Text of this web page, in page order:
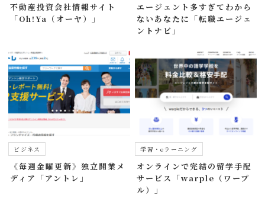
不動産投資会社情報サイト
「Oh!Ya（オーヤ）」
エージェント多すぎてわから
ないあなたに「転職エージェ
ントナビ」
ビジネス
《毎週金曜更新》独立開業メ
ディア「アントレ」
学習・eラーニング
オンラインで完結の留学手配
サービス「warple（ワープ
ル）」